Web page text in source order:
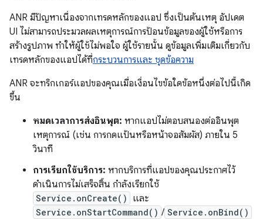
ANR มีปัญหาเนื่องจากเทรดหลักของแอป ซึ่งเป็นต้นเหตุ อัปเดต
UI ไม่สามารถประมวลผลเหตุการณ์การป้อนข้อมูลของผู้ใช้หรือการ
สร้างรูปภาพ ทําให้ผู้ใช้ไม่พอใจ ผู้ใช้รายนั้น ดูข้อมูลเพิ่มเติมเกี่ยวกับ
เทรดหลักของแอปได้ที่กระบวนการและ ชุดข้อความ
ANR จะทริกเกอร์แอปของคุณเมื่อเงื่อนไขข้อใดข้อหนึ่งต่อไปนี้เกิด
ขึ้น
หมดเวลาการส่งอินพุต: หากแอปไม่ตอบสนองต่ออินพุต
เหตุการณ์ (เช่น การกดแป้นหรือหน้าจอสัมผัส) ภายใน 5
วินาที
การเรียกใช้บริการ: หากบริการที่แอปของคุณประกาศไว้
ดำเนินการไม่เสร็จสิ้น กำลังเรียกใช้
Service.onCreate() และ
Service.onStartCommand() / Service.onBind()